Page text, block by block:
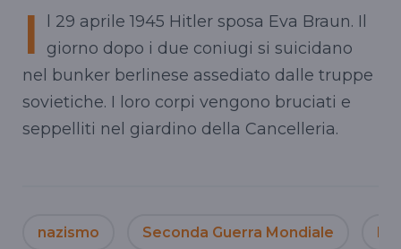
I l 29 aprile 1945 Hitler sposa Eva Braun. Il
giorno dopo i due coniugi si suicidano
nel bunker berlinese assediato dalle truppe
sovietiche. I loro corpi vengono bruciati e
seppelliti nel giardino della Cancelleria.
nazismo Seconda Guerra Mondiale